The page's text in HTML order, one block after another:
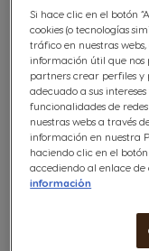
CAFÉ
GUSTO®
Abundante &
(10)
Cápsulas:x48
Descubre
combinación
Si hace clic en el botón
cookies (o tecnologías
tráfico en nuestras
información útil que nos
partners crear perfiles
adecuado a sus
funcionalidades de
nuestras webs a través
información en nuestra
haciendo clic en el
accediendo al enlace de
información